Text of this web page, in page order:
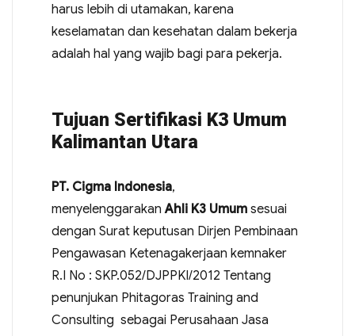
harus lebih di utamakan, karena
keselamatan dan kesehatan dalam bekerja
adalah hal yang wajib bagi para pekerja.
Tujuan Sertifikasi K3 Umum
Kalimantan Utara
PT. Cigma Indonesia,
menyelenggarakanAhli K3 Umumsesuai
dengan Surat keputusan Dirjen Pembinaan
Pengawasan Ketenagakerjaan kemnaker
R.I No : SKP.052/DJPPKI/2012 Tentang
penunjukan Phitagoras Training and
Consulting sebagai Perusahaan Jasa